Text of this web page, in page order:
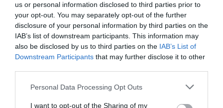
us or personal information disclosed to third parties prior to
your opt-out. You may separately opt-out of the further
disclosure of your personal information by third parties on the
IAB’s list of downstream participants. This information may
also be disclosed by us to third parties on the IAB’s List of
Downstream Participants that may further disclose it to other
Please note that this website/app uses one or more Google
not limited to your visit or usage behaviour. You may click to
Personal Data Processing Opt Outs
I want to opt-out of the Sharing of my
APPROFONDIMENTI POLITICA SENZA CATEGORIA
Patto Onu immigrazione, l’Italia si
sfila? La Lega pronta a dire no
19 Novembre 2018
Roma, 19 nov – Finalmente, dopo un lungo (e inspiegabile)
silenzio da parte della politica italiana, qualcuno ha